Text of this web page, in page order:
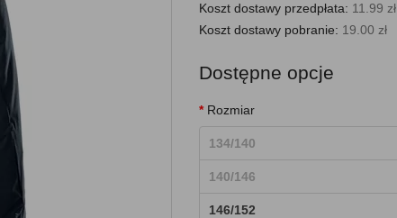
Koszt dostawy przedpłata: 11.99 zł
Koszt dostawy pobranie: 19.00 zł
Dostępne opcje
Rozmiar
134/140
140/146
146/152